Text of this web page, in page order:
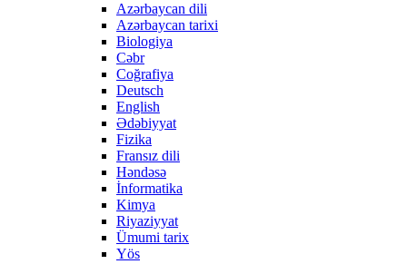
Azərbaycan dili
Azərbaycan tarixi
Biologiya
Cəbr
Coğrafiya
Deutsch
English
Ədəbiyyat
Fizika
Fransız dili
Həndəsə
İnformatika
Kimya
Riyaziyyat
Ümumi tarix
Yös